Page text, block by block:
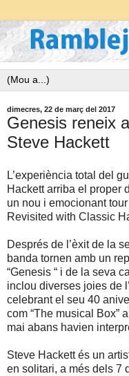
dimecres, 22 de març del 2017
Genesis reneix
Steve Hackett
L’experiència total del
Hackett arriba el proper
un nou i emocionant
Revisited with Classic
Després de l’èxit de la
banda tornen amb un
“Genesis “ i de la seva
inclou diverses joies de
celebrant el seu 40
com “The musical Box”
mai abans havien
Steve Hackett és un
en solitari, a més dels 7